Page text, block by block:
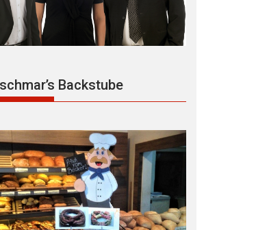
Backstube